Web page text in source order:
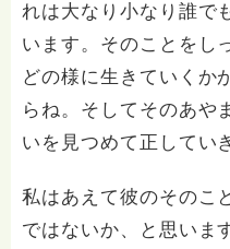
れは大なり小なり誰で
います。そのことをし
どの様に生きていくか
らね。そしてそのあや
いを見つめて正してい
私はあえて彼のそのこ
ではないか、と思いま